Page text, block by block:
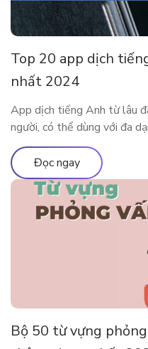
Top 20 app dịch
nhất 2024
App dịch tiếng Anh từ lâu
người, có thể dùng với đa
lịch, học tập,… Cùng tìm
và phổ biến nhất tại đây
dụng app […]
Đọc ngay
Bộ 50 từ vựng